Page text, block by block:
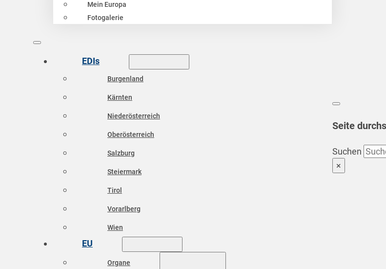
Mein Europa
Fotogalerie
EDIs
Burgenland
Kärnten
Niederösterreich
Oberösterreich
Salzburg
Steiermark
Tirol
Vorarlberg
Wien
EU
Organe
Seite
Suchen
×